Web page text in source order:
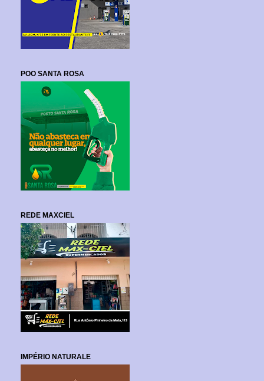
POO SANTA ROSA
REDE MAXCIEL
IMPÉRIO NATURALE